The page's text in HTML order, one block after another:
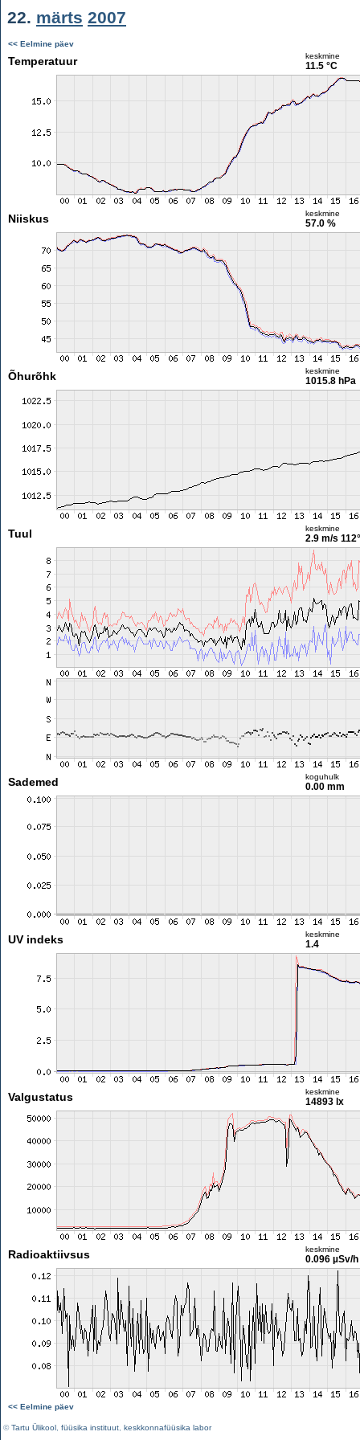
22. märts 2007
<< Eelmine päev
Temperatuur keskmine
11.5 °C
Niiskus keskmine
57.0 %
Õhurõhk keskmine
1015.8 hPa
Tuul keskmine
2.9 m/s 112°
Sademed koguhulk
0.00 mm
UV indeks keskmine
1.4
Valgustatus keskmine
14893 lx
Radioaktiivsus keskmine
0.096 µSv/h
<< Eelmine päev
©Tartu Ülikool füüsika instituut keskkonnafüüsika labor